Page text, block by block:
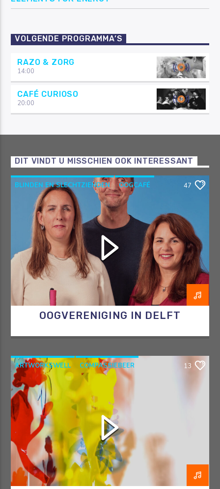
VOLGENDE PROGRAMMA’S
RAZO & ZORG
14:00
CAFÉ CURIOSO
20:00
DIT VINDT U MISSCHIEN OOK INTERESSANT
BLINDEN EN SLECHTZIENDEN
OOGCAFÉ
OOGVERENIGING
RAZO & ZORG
47
OOGVERENIGING IN DELFT
ARTWORKSWELL
COMPASSIEBEER
KUNST
RAZO & ZORG
13